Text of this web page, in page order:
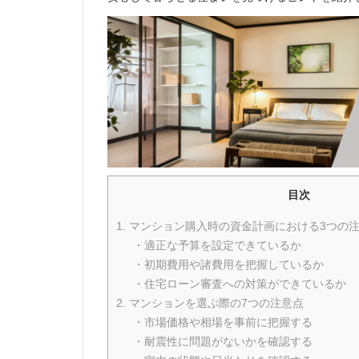
目次
1. マンション購入時の資金計画における3つの
・適正な予算を設定できているか
・初期費用や諸費用を把握しているか
・住宅ローン審査への対策ができているか
2. マンションを選ぶ際の7つの注意点
・市場価格や相場を事前に把握する
・耐震性に問題がないかを確認する